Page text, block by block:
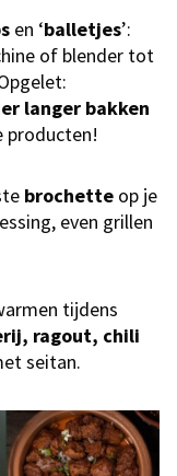
en ‘balletjes’:
of blender tot
langer bakken
producten!
brochette op je
even grillen
tijdens
ragout, chili
seitan.